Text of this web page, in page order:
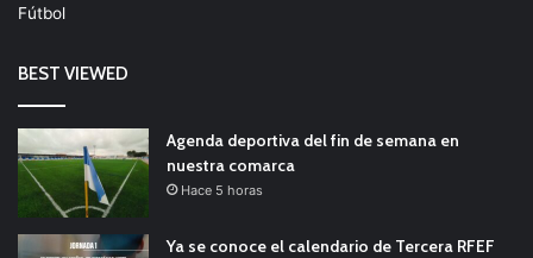
Fútbol
BEST VIEWED
Agenda deportiva del fin de semana en
nuestra comarca
Hace 5 horas
Ya se conoce el calendario de Tercera RFEF